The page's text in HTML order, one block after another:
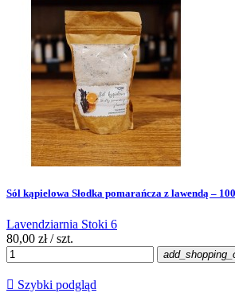
Sól kąpielowa Słodka pomarańcza z lawendą –
Lavendziarnia Stoki 6
80,00 zł / szt.
 Szybki podgląd